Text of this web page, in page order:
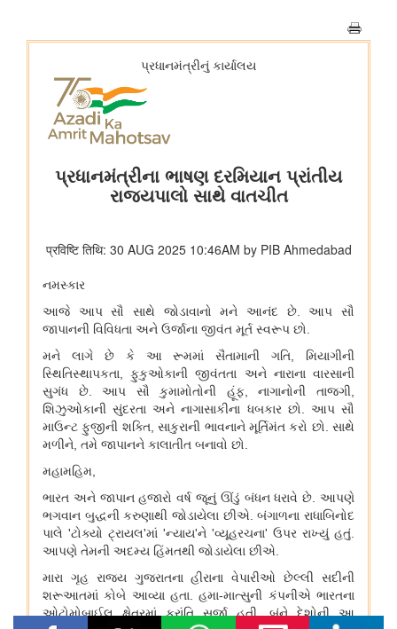
सामाजिक न्‍याय एवं अधिकारिता मंत्रालय
पिछले तीन वित्त वर्षों के दौरान कर्नाटक में अनुसूचित जाति के विद्यार्थियों के
लिए पोस्ट-मैट्रिक छात्रवृत्ति के अंतर्गत 1,178.20 करोड़ रुपये की केंद्रीय
हिस्सेदारी जारी
कुमार को बी.टेक की पढ़ाई पूरी करने में कैसे मदद की
वित्तीय बाधाओं से लेकर शैक्षिक आकांक्षाओं तक: अनु प्रिया को बी.टेक की
वित्तीय बाधाओं से लेकर तकनीकी आकांक्षाओं तक: यारा महेश को बी.टेक की
युवा कार्यक्रम एवं खेल मंत्रालय
खेल मंत्री डॉ. मनसुख मांडविया ने गुजरात के हनोल से युवाओं, माई भारत और
एनएसएस के साथ ‘फिट इंडिया संडे ऑन साइकिल’ के 85वें संस्करण का
राष्ट्रव्यापी नेतृत्व किया, जिसका मुख्य विषय रहा ‘नशा मुक्त भारत’
अन्य
केंद्रीकृत जन शिकायत निवारण और निगरानी प्रणाली (सीपीग्राम)